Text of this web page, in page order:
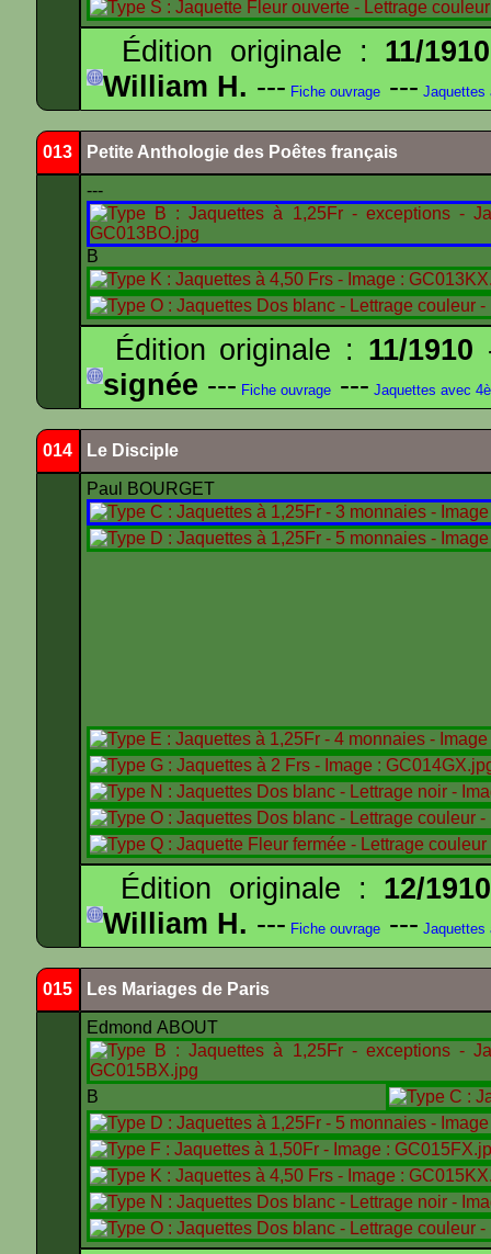
Édition originale : 11/1910
William H. --- Fiche ouvrage --- Jaquettes
013 Petite Anthologie des Poêtes français
---
B
Édition originale : 11/1910
signée --- Fiche ouvrage --- Jaquettes avec
014 Le Disciple
Paul BOURGET
Édition originale : 12/1910
William H. --- Fiche ouvrage --- Jaquettes
015 Les Mariages de Paris
Edmond ABOUT
B